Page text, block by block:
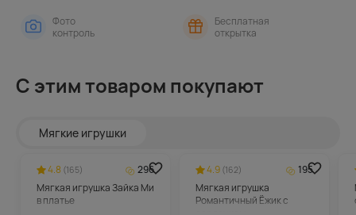
Фото
контроль
Бесплатная
открытка
С этим товаром покупают
Мягкие игрушки
4.8 (165)
296
Мягкая игрушка Зайка Ми
в платье
4.9 (162)
195
Мягкая игрушка
Романтичный Ёжик с